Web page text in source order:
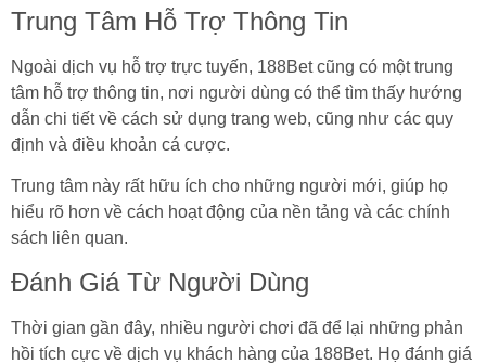
Trung Tâm Hỗ Trợ Thông Tin
Ngoài dịch vụ hỗ trợ trực tuyến, 188Bet cũng có một trung
tâm hỗ trợ thông tin, nơi người dùng có thể tìm thấy hướng
dẫn chi tiết về cách sử dụng trang web, cũng như các quy
định và điều khoản cá cược.
Trung tâm này rất hữu ích cho những người mới, giúp họ
hiểu rõ hơn về cách hoạt động của nền tảng và các chính
sách liên quan.
Đánh Giá Từ Người Dùng
Thời gian gần đây, nhiều người chơi đã để lại những phản
hồi tích cực về dịch vụ khách hàng của 188Bet. Họ đánh giá